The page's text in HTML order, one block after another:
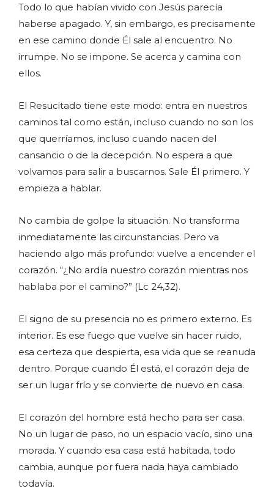
Todo lo que habían vivido con Jesús parecía
haberse apagado. Y, sin embargo, es precisamente
en ese camino donde Él sale al encuentro. No
irrumpe. No se impone. Se acerca y camina con
ellos.
El Resucitado tiene este modo: entra en nuestros
caminos tal como están, incluso cuando no son los
que querríamos, incluso cuando nacen del
cansancio o de la decepción. No espera a que
volvamos para salir a buscarnos. Sale Él primero. Y
empieza a hablar.
No cambia de golpe la situación. No transforma
inmediatamente las circunstancias. Pero va
haciendo algo más profundo: vuelve a encender el
corazón. “¿No ardía nuestro corazón mientras nos
hablaba por el camino?” (Lc 24,32).
El signo de su presencia no es primero externo. Es
interior. Es ese fuego que vuelve sin hacer ruido,
esa certeza que despierta, esa vida que se reanuda
dentro. Porque cuando Él está, el corazón deja de
ser un lugar frío y se convierte de nuevo en casa.
El corazón del hombre está hecho para ser casa.
No un lugar de paso, no un espacio vacío, sino una
morada. Y cuando esa casa está habitada, todo
cambia, aunque por fuera nada haya cambiado
todavía.